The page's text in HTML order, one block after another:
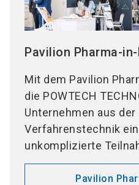
Pavilion Pharma-
Mit dem Pavilion
die POWTECH
Unternehmen aus
Verfahrenstechnik
unkomplizierte
Pavilion